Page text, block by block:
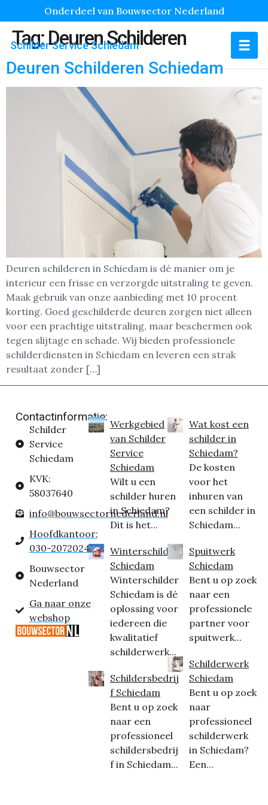
Onderdeel van Bouwsector Nederland
Schilder Service Schiedam
Tag:Deuren Schilderen
Deuren Schilderen Schiedam
Deuren schilderen in Schiedam is dé manier om je
interieur een frisse en verzorgde uitstraling te geven.
Maak gebruik van onze aanbieding met 10 procent
korting. Goed geschilderde deuren zorgen niet alleen
voor een prachtige uitstraling, maar beschermen ook
tegen slijtage en schade. Wij bieden professionele
schilderdiensten in Schiedam en leveren een strak
resultaat zonder […]
Contactinformatie:
Schilder
Service
Schiedam
KVK:
58037640
info@bouwsectornederland.nl
Hoofdkantoor:
030-2072024
Bouwsector
Nederland
Ga naar onze
webshop
Werkgebied
van Schilder
Service
Schiedam
Wilt u een
schilder huren
in Schiedam?
Dit is het...
Winterschilder
Schiedam
Winterschilder
Schiedam is dé
oplossing voor
iedereen die
kwalitatief
schilderwerk...
Schildersbedrij
f Schiedam
Bent u op zoek
naar een
professioneel
schildersbedrij
f in Schiedam...
Wat kost een
schilder in
Schiedam?
De kosten
voor het
inhuren van
een schilder in
Schiedam...
Spuitwerk
Schiedam
Bent u op zoek
naar een
professionele
partner voor
spuitwerk...
Schilderwerk
Schiedam
Bent u op zoek
naar
professioneel
schilderwerk
in Schiedam?
Een...